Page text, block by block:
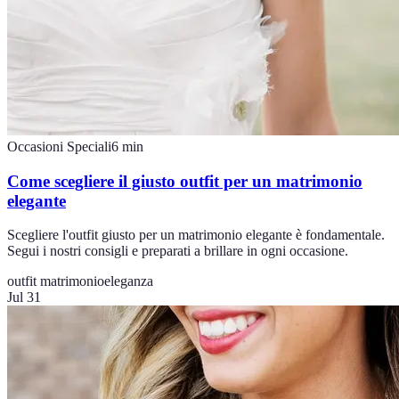
Occasioni Speciali6 min
Come scegliere il giusto outfit per un matrimonio
elegante
Scegliere l'outfit giusto per un matrimonio elegante è fondamentale.
Segui i nostri consigli e preparati a brillare in ogni occasione.
outfit matrimonioeleganza
Jul 31